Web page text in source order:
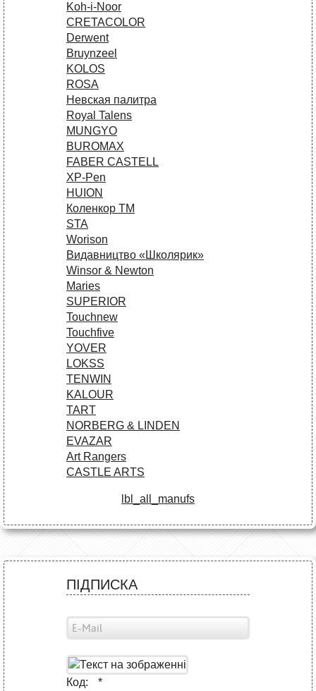
Koh-i-Noor
CRETACOLOR
Derwent
Bruynzeel
KOLOS
ROSA
Невская палитра
Royal Talens
MUNGYO
BUROMAX
FABER CASTELL
XP-Pen
HUION
Коленкор ТМ
STA
Worison
Видавництво «Школярик»
Winsor & Newton
Maries
SUPERIOR
Touchnew
Touchfive
YOVER
LOKSS
TENWIN
KALOUR
TART
NORBERG & LINDEN
EVAZAR
Art Rangers
CASTLE ARTS
lbl_all_manufs
ПІДПИСКА
Код: *